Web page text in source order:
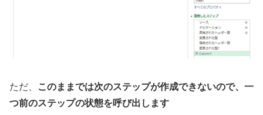
ただ、
このままでは次のステップが作成できないので、一
つ前のステップの状態を呼び出します